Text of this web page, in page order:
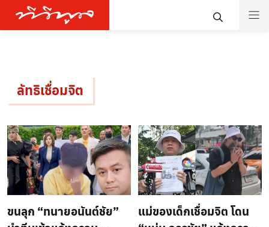
ลัทธิเชื่อมจิต
ขนลุก “ทนายอนันต์ชัย”
แม่ของเด็กเชื่อมจิต โดน